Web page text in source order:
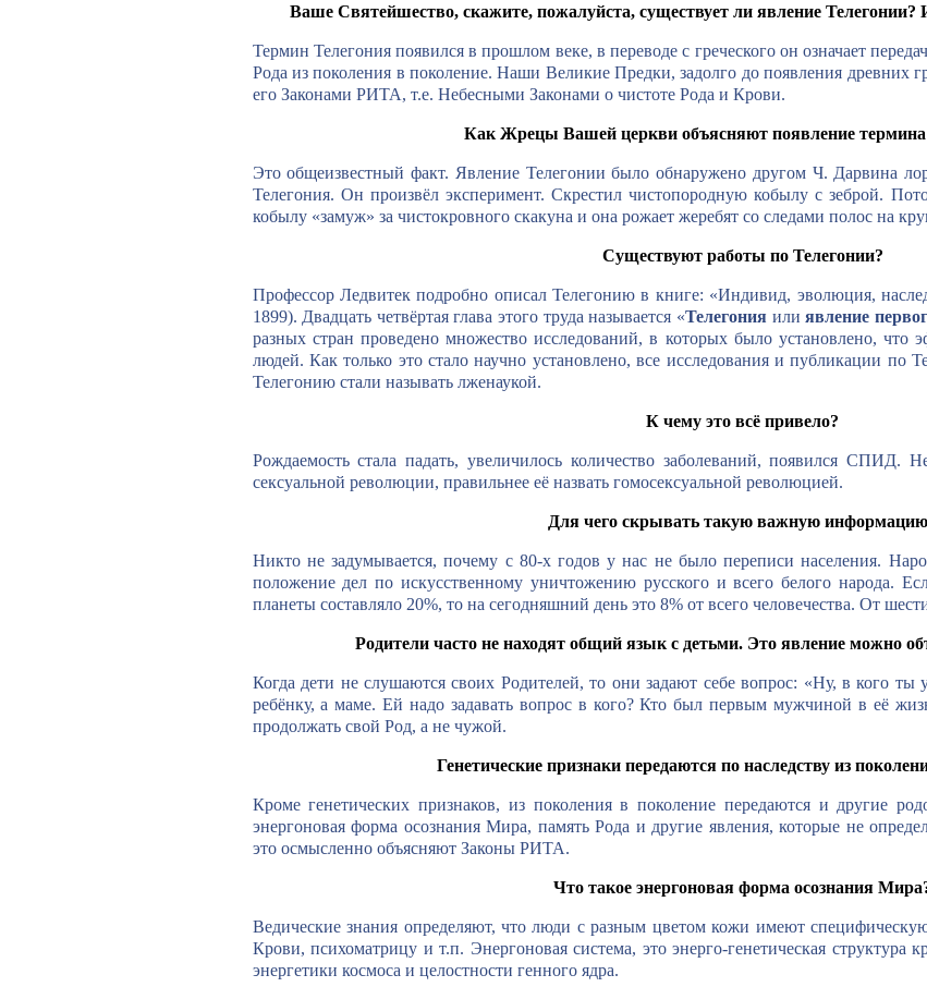
Ваше Святейшество, скажите, пожалуйста, существует ли явление
Термин Телегония появился в прошлом веке, в переводе с греческого он означает
Рода из поколения в поколение. Наши Великие Предки, задолго до появления древних
его Законами РИТА, т.е. Небесными Законами о чистоте Рода и Крови.
Как Жрецы Вашей церкви объясняют появление термина
Это общеизвестный факт. Явление Телегонии было обнаружено другом Ч. Дарвина
Телегония. Он произвёл эксперимент. Скрестил чистопородную кобылу с зеброй.
кобылу «замуж» за чистокровного скакуна и она рожает жеребят со следами полос на
Существуют работы по Телегонии?
Профессор Ледвитек подробно описал Телегонию в книге: «Индивид, эволюция,
1899). Двадцать четвёртая глава этого труда называется «Телегонияилиявление
разных стран проведено множество исследований, в которых было установлено, что
людей. Как только это стало научно установлено, все исследования и публикации по
Телегонию стали называть лженаукой.
К чему это всё привело?
Рождаемость стала падать, увеличилось количество заболеваний, появился
сексуальной революции, правильнее её назвать гомосексуальной революцией.
Для чего скрывать такую важную
Никто не задумывается, почему с 80-х годов у нас не было переписи населения.
положение дел по искусственному уничтожению русского и всего белого народа.
планеты составляло 20%, то на сегодняшний день это 8% от всего человечества. От
Родители часто не находят общий язык с детьми. Это явление можно
Когда дети не слушаются своих Родителей, то они задают себе вопрос: «Ну, в кого ты
ребёнку, а маме. Ей надо задавать вопрос в кого? Кто был первым мужчиной в её
продолжать свой Род, а не чужой.
Генетические признаки передаются по наследству из
Кроме генетических признаков, из поколения в поколение передаются и другие
энергоновая форма осознания Мира, память Рода и другие явления, которые не
это осмысленно объясняют Законы РИТА.
Что такое энергоновая форма осознания
Ведические знания определяют, что люди с разным цветом кожи имеют
Крови, психоматрицу и т.п. Энергоновая система, это энерго-генетическая структура
энергетики космоса и целостности генного ядра.